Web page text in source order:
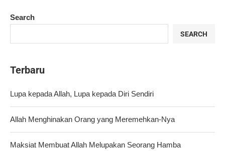
Search
SEARCH
Terbaru
Lupa kepada Allah, Lupa kepada Diri Sendiri
Allah Menghinakan Orang yang Meremehkan-Nya
Maksiat Membuat Allah Melupakan Seorang Hamba